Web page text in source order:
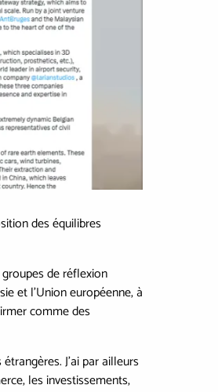
des équilibres
de réflexion
et l’Union européenne, à
comme des
J’ai par ailleurs
les investissements,